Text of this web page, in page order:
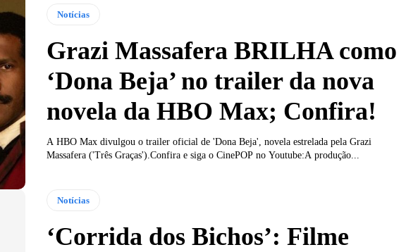
Notícias
Grazi Massafera BRILHA como
‘Dona Beja’ no trailer da nova
novela da HBO Max; Confira!
A HBO Max divulgou o trailer oficial de 'Dona Beja', novela estrelada pela Grazi
Massafera ('Três Graças').Confira e siga o CinePOP no Youtube:A produção...
Notícias
‘Corrida dos Bichos’: Filme